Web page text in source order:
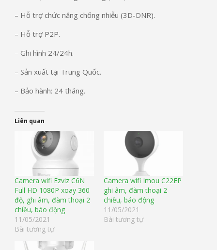
– Hỗ trợ chức năng chống nhiễu (3D-DNR).
– Hỗ trợ P2P.
– Ghi hình 24/24h.
– Sản xuất tại Trung Quốc.
– Bảo hành: 24 tháng.
Liên quan
Camera wifi Ezviz C6N
Full HD 1080P xoay 360
độ, ghi âm, đàm thoại 2
chiều, báo động
11/05/2021
Bài tương tự
Camera wifi Imou C22EP
ghi âm, đàm thoại 2
chiều, báo động
11/05/2021
Bài tương tự